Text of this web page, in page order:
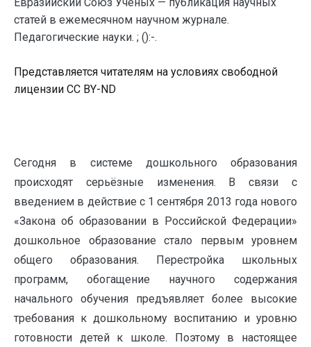
статей в ежемесячном научном журнале.
Педагогические науки. ; ():-.
Представляется читателям на условиях свободной
лицензии CC BY-ND
Сегодня в системе дошкольного образования
происходят серьёзные изменения. В связи с
введением в действие с 1 сентября 2013 года нового
«Закона об образовании в Российской Федерации»
дошкольное образование стало первым уровнем
общего образования. Перестройка школьных
программ, обогащение научного содержания
начального обучения предъявляет более высокие
требования к дошкольному воспитанию и уровню
готовности детей к школе. Поэтому в настоящее